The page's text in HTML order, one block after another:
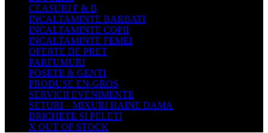
CEASURI F & B
INCALTAMINTE BARBATI
INCALTAMINTE COPII
INCALTAMINTE FEMEI
OFERTE DE PRET
PARFUMURI
POSETE & GENTI
PRODUSE EN-GROS
SERVICII EVENIMENTE
SETURI – MIXURI HAINE DAMA
BRICHETE SI PELETI
X OUT OF STOCK